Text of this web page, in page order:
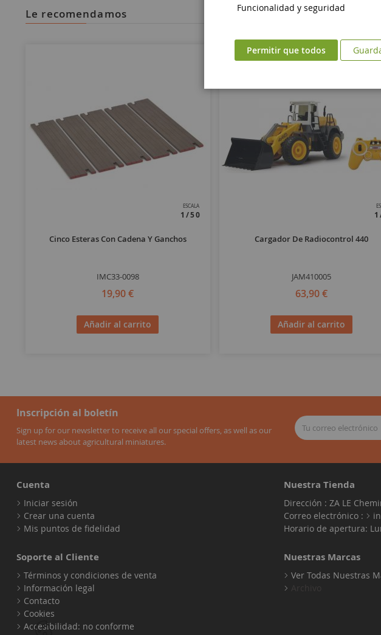
le recomendamos
ESCALA
1/50
Cinco Esteras Con Cadena Y Ganchos
IMC33-0098
19,90 €
Añadir al carrito
Cargador De Radiocontrol 440
JAM410005
63,90 €
Añadir al carrito
Inscripción al boletín
Sign up for our newsletter to receive all our special offers, as well as our
latest news about agricultural miniatures.
Cuenta
Iniciar sesión
Crear una cuenta
Mis puntos de fidelidad
Soporte al Cliente
Términos y condiciones de venta
Información legal
Contacto
Cookies
Accesibilidad: no conforme
Nuestra Tienda
Dirección : ZA LE
Correo electrónico :
Horario de apertura:
Nuestras Marcas
Ver Todas Nuestras
Funcionalidad y seguridad
Permitir que todos